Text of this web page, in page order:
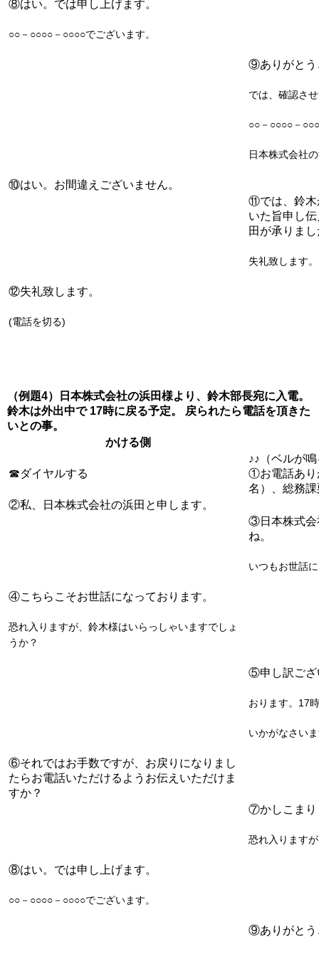
⑧はい。では申し上げます。
○○－○○○○－○○○○でございます。
⑨ありがとう
では、確認さ
○○－○○○○－
日本株式会社
⑩はい。お間違えございません。
⑪では、鈴木
いた旨申し
田が承りま
失礼致します。
⑫失礼致します。
(電話を切る)
（例題4）日本株式会社の浜田様より、鈴木部長宛に入電。
鈴木は外出中で 17時に戻る予定。 戻られたら電話を頂きた
いとの事。
かける側
☎ダイヤルする
♪♪（ベルが
①お電話あり
名）、総務
②私、日本株式会社の浜田と申します。
③日本株式会
ね。
いつもお世話
④こちらこそお世話になっております。
恐れ入りますが、鈴木様はいらっしゃいますでしょ
うか？
⑤申し訳ござ
おります。17
いかがなさい
⑥それではお手数ですが、お戻りになりまし
たらお電話いただけるようお伝えいただけま
すか？
⑦かしこまり
恐れ入ります
⑧はい。では申し上げます。
○○－○○○○－○○○○でございます。
⑨ありがとう